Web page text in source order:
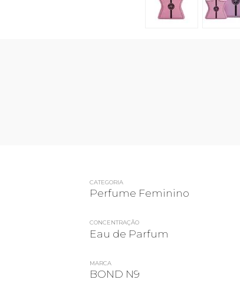
CATEGORIA
Perfume Feminino
CONCENTRAÇÃO
Eau de Parfum
MARCA
BOND N9